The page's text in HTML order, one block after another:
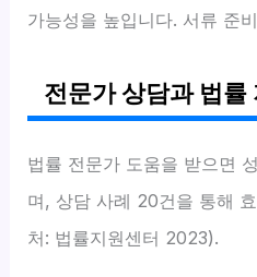
가능성을 높입니다. 서류 준
전문가 상담과 법률
법률 전문가 도움을 받으면
며, 상담 사례 20건을 통해
처: 법률지원센터 2023).